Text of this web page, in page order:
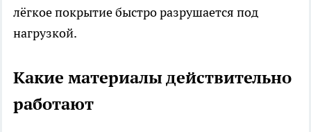
лёгкое покрытие быстро разрушается под
нагрузкой.
Какие материалы действительно
работают